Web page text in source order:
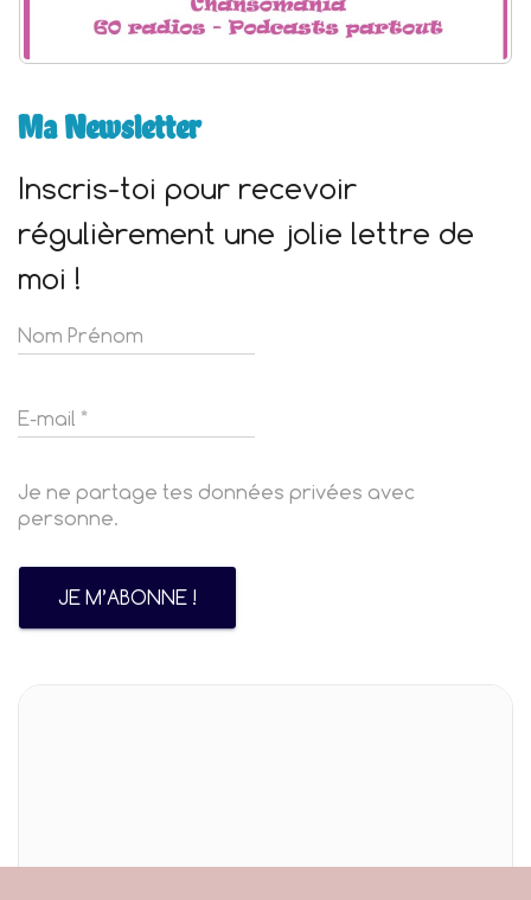
Ma Newsletter
Inscris-toi pour recevoir
régulièrement une jolie lettre de
moi !
Je ne partage tes données privées avec
personne.